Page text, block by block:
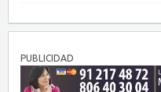
PUBLICIDAD